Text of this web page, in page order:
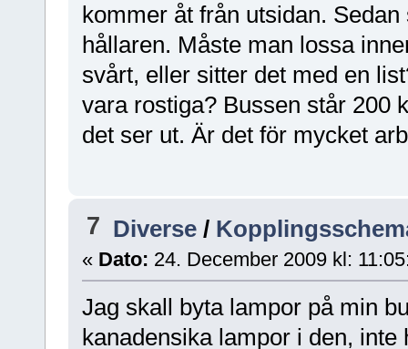
kommer åt från utsidan.
hållaren. Måste man lossa
svårt, eller sitter det med en
vara rostiga? Bussen står 200
det ser ut. Är det för mycket
7 Diverse /
« Dato: 24. December 2009 kl:
Jag skall byta lampor på min
kanadensika lampor i den,